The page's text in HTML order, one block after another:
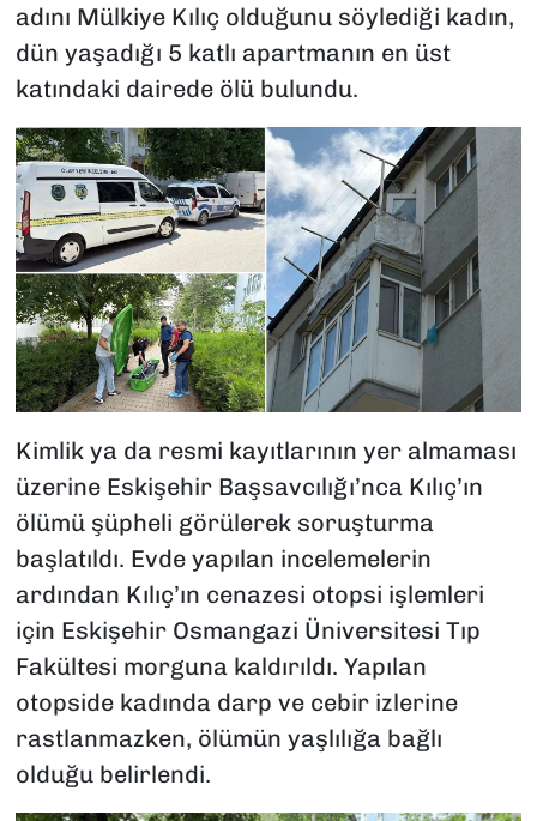
adını Mülkiye Kılıç olduğunu söylediği kadın,
dün yaşadığı 5 katlı apartmanın en üst
katındaki dairede ölü bulundu.
Kimlik ya da resmi kayıtlarının yer almaması
üzerine Eskişehir Başsavcılığı’nca Kılıç’ın
ölümü şüpheli görülerek soruşturma
başlatıldı. Evde yapılan incelemelerin
ardından Kılıç’ın cenazesi otopsi işlemleri
için Eskişehir Osmangazi Üniversitesi Tıp
Fakültesi morguna kaldırıldı. Yapılan
otopside kadında darp ve cebir izlerine
rastlanmazken, ölümün yaşlılığa bağlı
olduğu belirlendi.